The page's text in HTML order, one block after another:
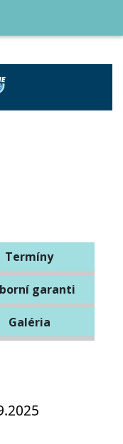
Termíny
garanti
Galéria